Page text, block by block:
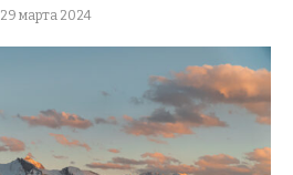
29 марта 2024